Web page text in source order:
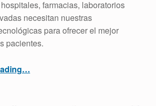
farmacias, laboratorios
necesitan nuestras
para ofrecer el mejor
pacientes.
…